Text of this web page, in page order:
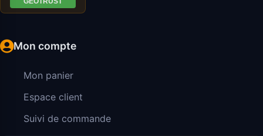
Mon compte
Mon panier
Espace client
Suivi de commande